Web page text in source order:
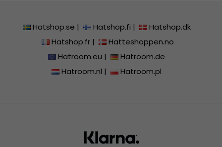
Hatshop.se | Hatshop.fi |
Hatshop.dk
Hatshop.fr|
Hatteshoppen.no
Hatroom.eu |
Hatroom.de
Hatroom.nl | Hatroom.pl